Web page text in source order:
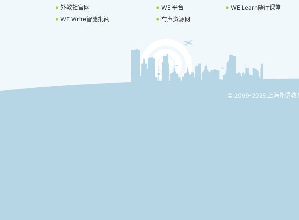
外教社官网
WE 平台 WE Learn随行课堂
WE Write智能批阅
有声资源网
© 2009-2026 上海外语教